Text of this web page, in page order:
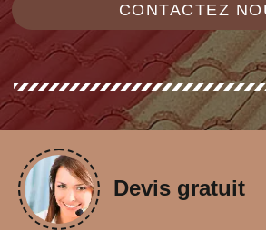
CONTACTEZ
Devis gratuit